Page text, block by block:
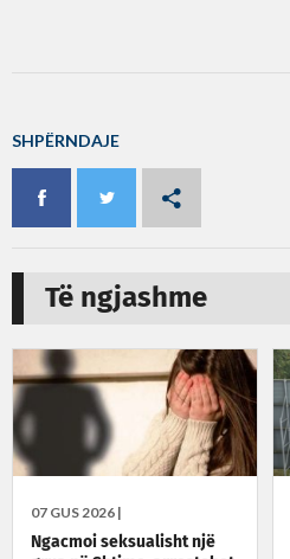
SHPËRNDAJE
Të ngjashme
07 GUS 2026 |
Ngacmoi seksualisht një